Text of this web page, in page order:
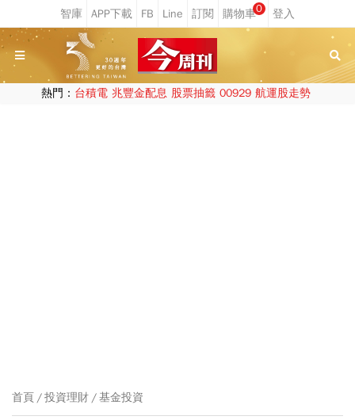
0
熱門： 台積電 兆豐金配息 股票抽籤 00929 航運股走勢
首頁 投資理財 基金投資